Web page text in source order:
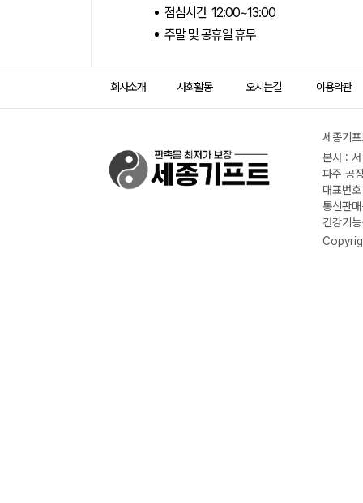
점심시간 12:00~13:00
주말 및 공휴일 휴무
회사소개 사회활동 오시는길 이용약관
세종기
본사 :
파주 공
대표번
통신판
건강기